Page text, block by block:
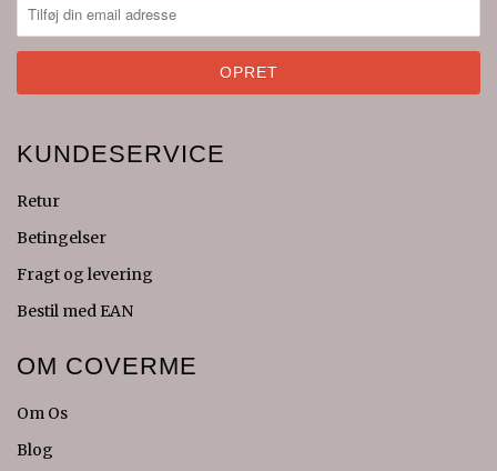
KUNDESERVICE
Retur
Betingelser
Fragt og levering
Bestil med EAN
OM COVERME
Om Os
Blog